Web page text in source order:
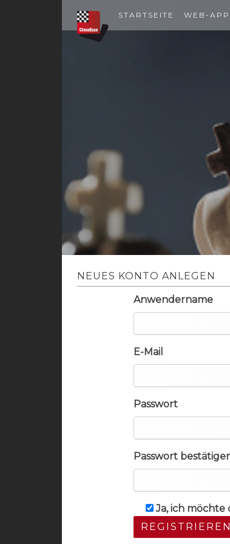
STARTSEITE WEB-
NEUES KONTO ANLEGEN
Anwendername
E-Mail
Passwort
Passwort
Ja, ich möchte
REGISTRIEREN